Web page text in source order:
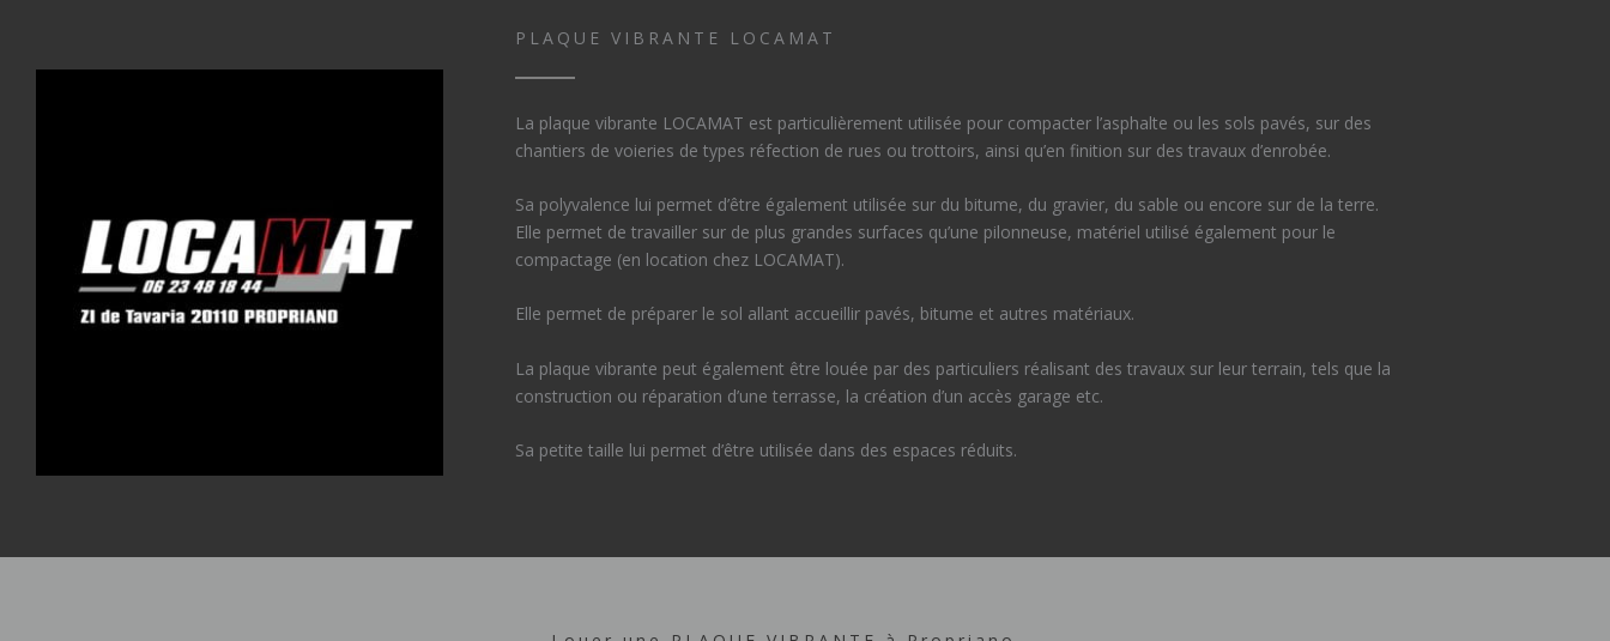
PLAQUE VIBRANTE LOCAMAT
La plaque vibrante LOCAMAT est particulièrement utilisée pour compacter l’asphalte ou les sols pavés, sur des
chantiers de voieries de types réfection de rues ou trottoirs, ainsi qu’en finition sur des travaux d’enrobée.
Sa polyvalence lui permet d’être également utilisée sur du bitume, du gravier, du sable ou encore sur de la terre.
Elle permet de travailler sur de plus grandes surfaces qu’une pilonneuse, matériel utilisé également pour le
compactage (en location chez LOCAMAT).
Elle permet de préparer le sol allant accueillir pavés, bitume et autres matériaux.
La plaque vibrante peut également être louée par des particuliers réalisant des travaux sur leur terrain, tels que la
construction ou réparation d’une terrasse, la création d’un accès garage etc.
Sa petite taille lui permet d’être utilisée dans des espaces réduits.